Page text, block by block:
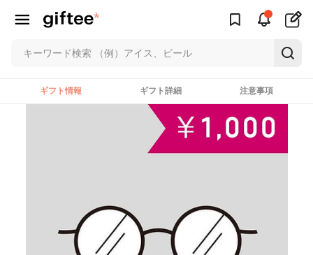
ギフト情報 ギフト詳細 注意事項